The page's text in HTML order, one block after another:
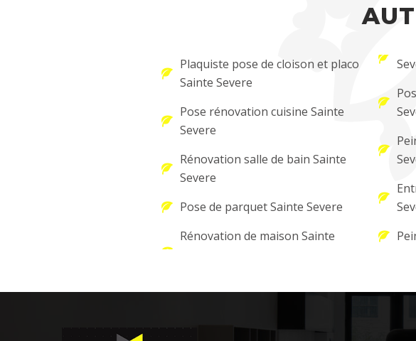
Plaquiste pose de cloison et placo
Sainte Severe
Pose rénovation cuisine Sainte
Severe
Rénovation salle de bain Sainte
Severe
Pose de parquet Sainte Severe
Rénovation de maison Sainte